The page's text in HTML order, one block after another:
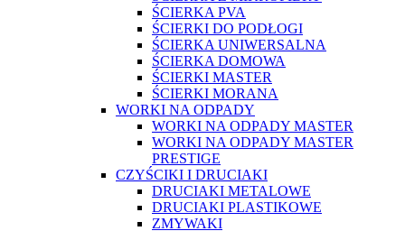
ŚCIERKA PVA
ŚCIERKI DO PODŁOGI
ŚCIERKA UNIWERSALNA
ŚCIERKA DOMOWA
ŚCIERKI MASTER
ŚCIERKI MORANA
WORKI NA ODPADY
WORKI NA ODPADY MASTER
WORKI NA ODPADY MASTER
PRESTIGE
CZYŚCIKI I DRUCIAKI
DRUCIAKI METALOWE
DRUCIAKI PLASTIKOWE
ZMYWAKI